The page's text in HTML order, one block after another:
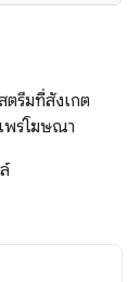
รีมที่สังเกต
พร่โฆษณา